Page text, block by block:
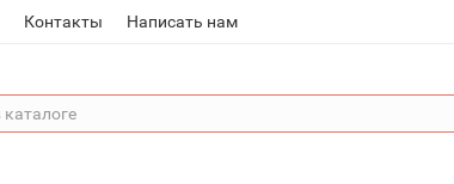
Контакты Написать нам